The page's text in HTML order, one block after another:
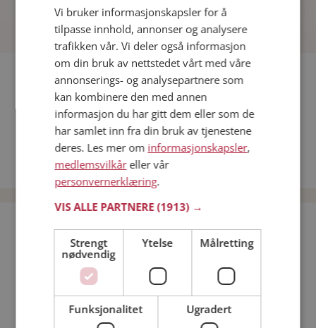
Fler single
Flere singlemenn fra Gran:Vaager,Treevg,sepelin
Kvinner fra Gran
Date kvinner i Norge
Date menn i Norge
Bli medlem gratis!
Jeg er en: Mann Kvinne
Min alder:
Vi bruker informasjonskapsler for å
tilpasse innhold, annonser og analysere
trafikken vår. Vi deler også informasjon
om din bruk av nettstedet vårt med våre
annonserings- og analysepartnere som
kan kombinere den med annen
informasjon du har gitt dem eller som de
har samlet inn fra din bruk av tjenestene
deres. Les mer om informasjonskapsler,
medlemsvilkåreller vår
personvernerklæring.
VIS ALLE PARTNERE(1913) →
Strengt
nødvendig
Ytelse Målretting
Funksjonalitet Ugradert